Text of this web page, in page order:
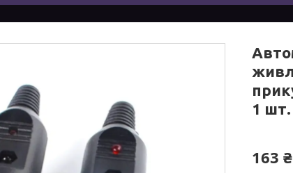
1 шт.
163 ₴